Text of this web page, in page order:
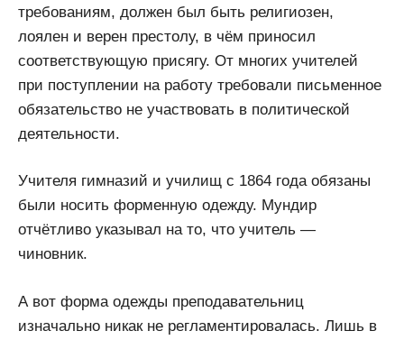
требованиям, должен был быть религиозен,
лоялен и верен престолу, в чём приносил
соответствующую присягу. От многих учителей
при поступлении на работу требовали письменное
обязательство не участвовать в политической
деятельности.
Учителя гимназий и училищ с 1864 года обязаны
были носить форменную одежду. Мундир
отчётливо указывал на то, что учитель —
чиновник.
А вот форма одежды преподавательниц
изначально никак не регламентировалась. Лишь в